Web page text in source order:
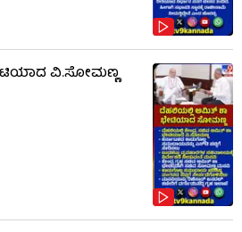
ವಿ.ಸೋಮಣ್ಣ